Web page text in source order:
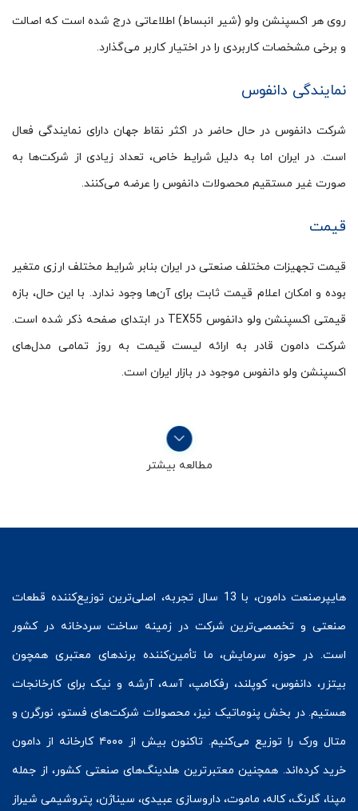
روی هر اکسپنشن ولو (شیر انبساط) اطلاعاتی درج شده است که اصالت
و برخی مشخصات کاربردی را در اختیار کاربر می‌گذارد.
نمایندگی دانفوس
شرکت دانفوس در حال حاضر در اکثر نقاط جهان دارای نمایندگی فعال
است. در ایران اما به دلیل شرایط خاص، تعداد زیادی از شرکت‌ها به
صورت غیر مستقیم محصولات دانفوس را عرضه می‌کنند.
قیمت
قیمت تجهیزات مختلف صنعتی در ایران بنابر شرایط مختلف ارزی متغیر
بوده و امکان اعلام قیمت ثابت برای آن‌ها وجود ندارد. با این حال، بازه
قیمتی اکسپنشن ولو دانفوس TEX55 در ابتدای صفحه ذکر شده است.
شرکت دامون قادر به ارائه لیست قیمت به روز تمامی مدل‌های
اکسپنشن ولو دانفوس موجود در بازار ایران است.
مطالعه بیشتر
هایپرصنعت
دامون، با 13 سال تجربه، اصلی‌ترین توزیع‌کننده قطعات
صنعتی و تخصصی‌ترین شرکت در زمینه ساخت سردخانه در کشور
است. در حوزه سرمایش، ما تأمین‌کننده برندهای معتبری همچون
بیتزر، دانفوس،کوپلند، رفکامپ، آسه، آرشه و نیک برای کارخانجات
هستیم. در بخش پنوماتیک نیز، محصولات شرکت‌های فستو، نورگرن و
متال ورک
را توزیع می‌کنیم. تاکنون بیش از ۴۰۰۰ کارخانه از دامون
خرید کرده‌اند. همچنین معتبرترین هلدینگ‌های صنعتی کشور، از جمله
مپنا، گلرنگ، کاله، ماموت، داروسازی عبیدی، سیناژن، پتروشیمی شیراز